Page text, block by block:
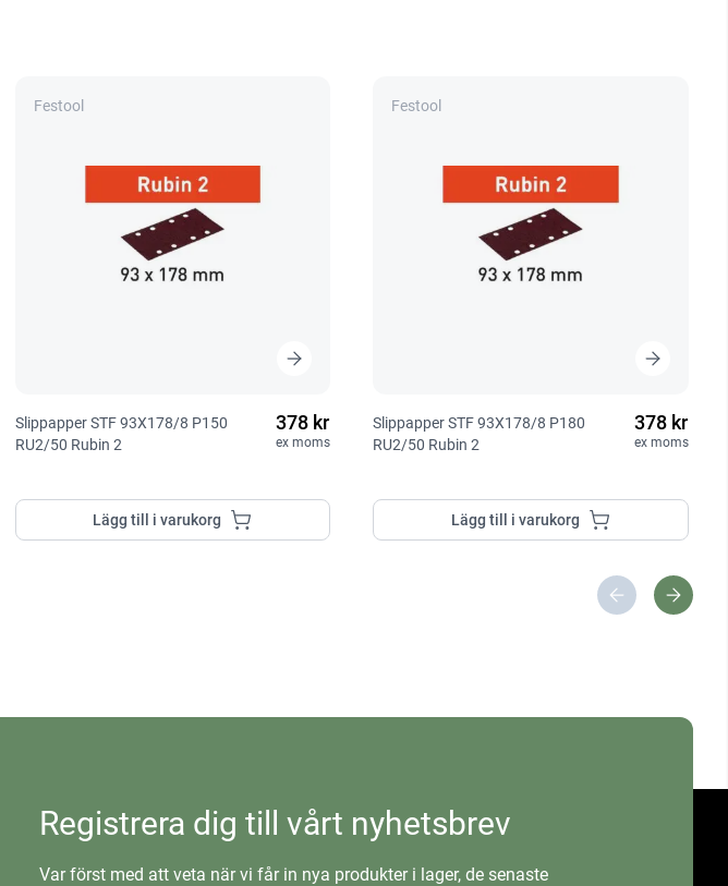
Festool
Slippapper STF 93X178/8 P150
RU2/50 Rubin 2
378 kr
ex moms
Lägg till i varukorg
Festool
Slippapper STF 93X178/8 P180
RU2/50 Rubin 2
378 kr
ex moms
Lägg till i varukorg
Registrera dig till vårt nyhetsbrev
Var först med att veta när vi får in nya produkter i lager, de senaste